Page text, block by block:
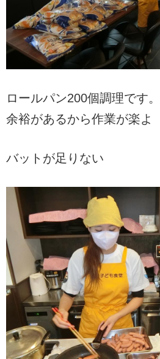
ロールパン200個調理です
余裕があるから作業が楽よ
バットが足りない